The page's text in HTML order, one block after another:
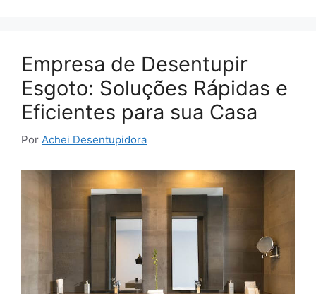
Empresa de Desentupir
Esgoto: Soluções Rápidas e
Eficientes para sua Casa
Por Achei Desentupidora